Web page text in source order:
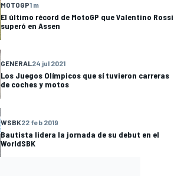
MOTOGP1 m
El último récord de MotoGP que Valentino Rossi
superó en Assen
GENERAL24 jul 2021
Los Juegos Olímpicos que sí tuvieron carreras
de coches y motos
WSBK22 feb 2019
Bautista lidera la jornada de su debut en el
WorldSBK